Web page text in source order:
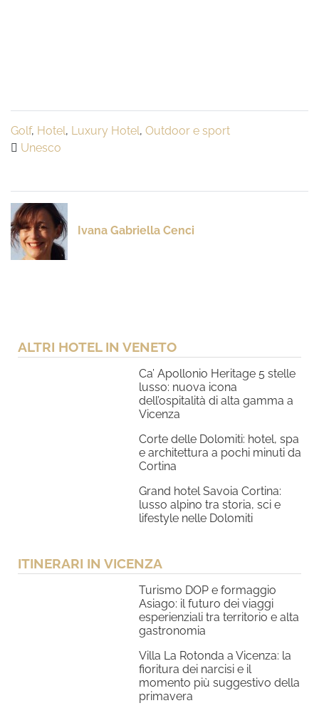
Golf, Hotel, Luxury Hotel, Outdoor e sport
Unesco
Ivana Gabriella Cenci
ALTRI HOTEL IN VENETO
Ca’ Apollonio Heritage 5 stelle
lusso: nuova icona
dell’ospitalità di alta gamma a
Vicenza
Corte delle Dolomiti: hotel, spa
e architettura a pochi minuti da
Cortina
Grand hotel Savoia Cortina:
lusso alpino tra storia, sci e
lifestyle nelle Dolomiti
ITINERARI IN VICENZA
Turismo DOP e formaggio
Asiago: il futuro dei viaggi
esperienziali tra territorio e alta
gastronomia
Villa La Rotonda a Vicenza: la
fioritura dei narcisi e il
momento più suggestivo della
primavera